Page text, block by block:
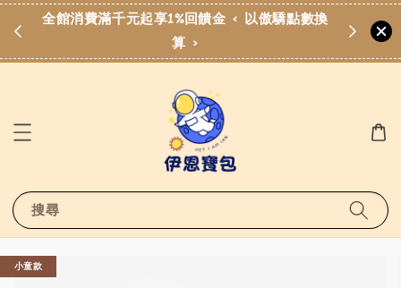
全館消費滿千元起享1%回饋金 < 以傲驕點數換
算 >
搜尋
小童款